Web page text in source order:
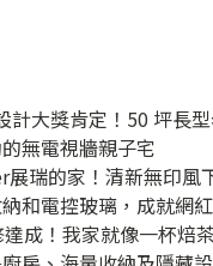
計大獎肯定！50 坪長型
無電視牆親子宅
瑞的家！清新無印風
和電控玻璃，成就網
成！我家就像一杯焙